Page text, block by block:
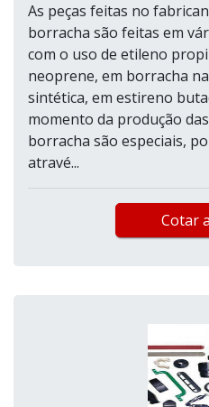
As peças feitas no
borracha são feitas em
com o uso de etileno
neoprene, em borracha
sintética, em estireno
momento da produção
borracha são especiais,
atravé...
Cotar